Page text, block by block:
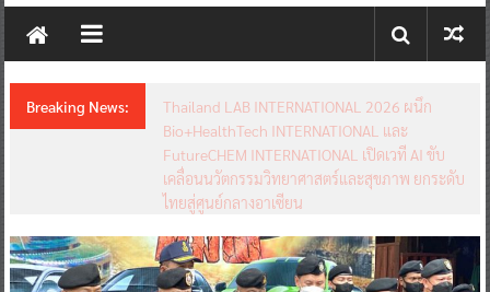
New
Breaking News:
อินฟอร์มา มาร์เก็ตส์ ผนึกเครือข่ายธุรกิจท่องเที่ยว-
บริการ จัด Food & Hospitality Thailand 2026
เชื่อม 4 งานใหญ่ สร้างโอกาสธุรกิจครบวงจร